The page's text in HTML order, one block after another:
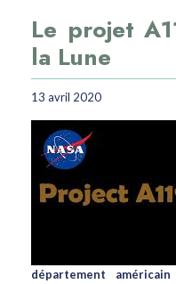
Le projet
la Lune
13 avril 2020
département